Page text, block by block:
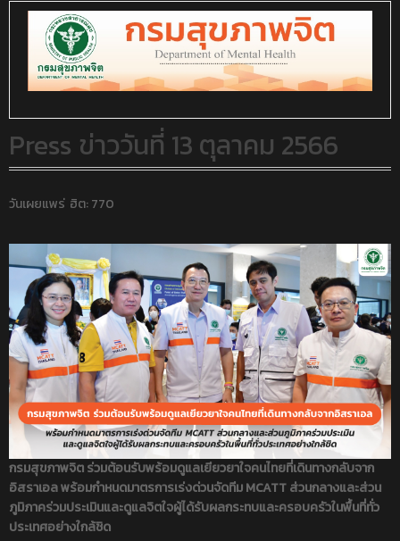
Press ข่าววันที่ 13 ตุลาคม 2566
วันเผยแพร่ ฮิต: 770
กรมสุขภาพจิต ร่วมต้อนรับพร้อมดูแลเยียวยาใจคนไทยที่เดินทางกลับจาก
อิสราเอล พร้อมกำหนดมาตรการเร่งด่วนจัดทีม MCATT ส่วนกลางและส่วน
ภูมิภาคร่วมประเมินและดูแลจิตใจผู้ได้รับผลกระทบและครอบครัวในพื้นที่ทั่ว
ประเทศอย่างใกล้ชิด